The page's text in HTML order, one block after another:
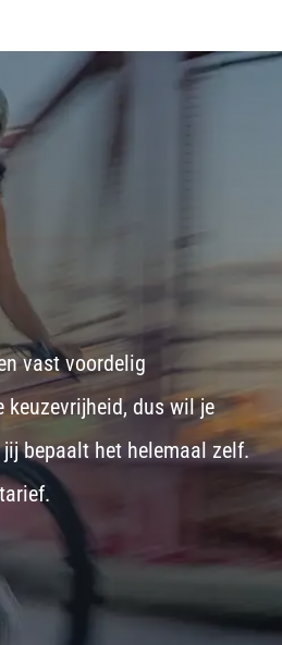
vast voordelig
keuzevrijheid, dus wil je
jij bepaalt het helemaal zelf.